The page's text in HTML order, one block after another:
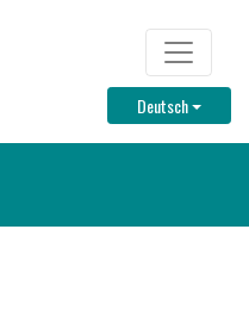
TOP
DeutschToggle